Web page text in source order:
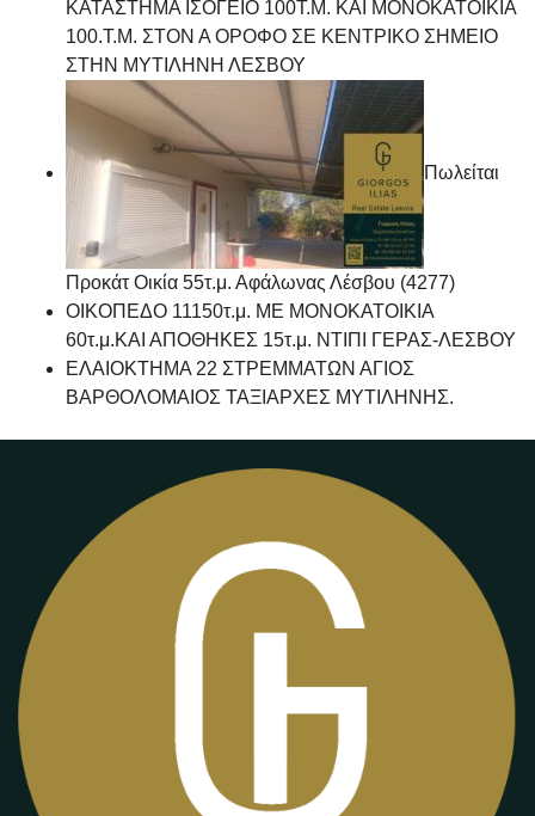
ΚΑΤΑΣΤΗΜΑ ΙΣΟΓΕΙΟ 100Τ.Μ. ΚΑΙ ΜΟΝΟΚΑΤΟΙΚΙΑ
100.Τ.Μ. ΣΤΟΝ Α ΟΡΟΦΟ ΣΕ ΚΕΝΤΡΙΚΟ ΣΗΜΕΙΟ
ΣΤΗΝ ΜΥΤΙΛΗΝΗ ΛΕΣΒΟΥ
Πωλείται
Προκάτ Οικία 55τ.μ. Αφάλωνας Λέσβου (4277)
ΟΙΚΟΠΕΔΟ 11150τ.μ. ΜΕ ΜΟΝΟΚΑΤΟΙΚΙΑ
60τ.μ.ΚΑΙ ΑΠΟΘΗΚΕΣ 15τ.μ. ΝΤΙΠΙ ΓΕΡΑΣ-ΛΕΣΒΟΥ
ΕΛΑΙΟΚΤΗΜΑ 22 ΣΤΡΕΜΜΑΤΩΝ ΑΓΙΟΣ
ΒΑΡΘΟΛΟΜΑΙΟΣ ΤΑΞΙΑΡΧΕΣ ΜΥΤΙΛΗΝΗΣ.